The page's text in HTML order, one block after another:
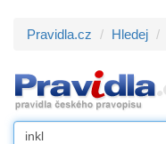
Pravidla.cz Hledej